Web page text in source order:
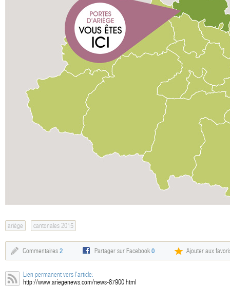
ariège cantonales 2015
Commentaires 2 Partager sur Facebook0 Ajouter aux
Lien permanent vers l'article:
http://www.ariegenews.com/news-87900.html